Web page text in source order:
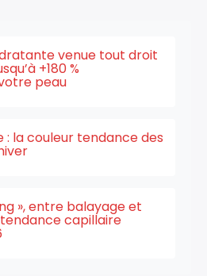
venue tout droit
+180 %
peau
: la couleur tendance des
», entre balayage et
capillaire